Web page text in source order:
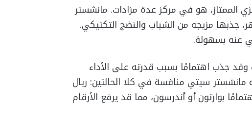
الممتاز، هو في مركز عدة مزادات. مانشستر
جذبها مزيجه من الشباب والنضج التكتيكي.
عنه بسهولة.
جذب اهتمامًا بسبب قدرته على الأداء
سيتي منافسة في كلا الحالتين: ريال
بوارتون أو أندرسون، مما قد يرفع الأرقام